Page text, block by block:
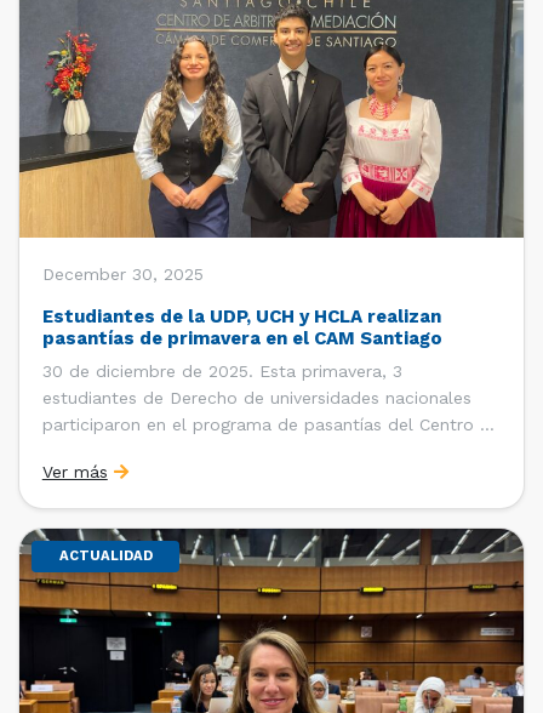
December 30, 2025
Estudiantes de la UDP, UCH y HCLA realizan
pasantías de primavera en el CAM Santiago
30 de diciembre de 2025. Esta primavera, 3
estudiantes de Derecho de universidades nacionales
participaron en el programa de pasantías del Centro de
de Santiago (CCS). Entre el 3 de noviembre y el 30 de
diciembre realizaron su pasantía Ingrid Ivania […]
Ver más
ACTUALIDAD